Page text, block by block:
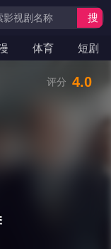
体育 短剧
搜
评分 4.0